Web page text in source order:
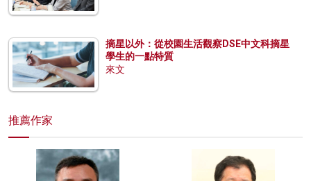
摘星以外：從校園生活觀察DSE中文科摘星
學生的一點特質
來文
推薦作家